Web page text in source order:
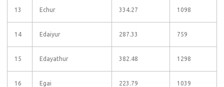
13 Echur 334.27 1098
14 Edaiyur 287.33 759
15 Edayathur 382.48 1298
16 Egai 223.79 1039